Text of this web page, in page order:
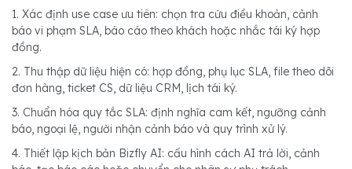
1. Xác định use case ưu tiên: chọn tra cứu điều khoản, cảnh
báo vi phạm SLA, báo cáo theo khách hoặc nhắc tái ký hợp
đồng.
2. Thu thập dữ liệu hiện có: hợp đồng, phụ lục SLA, file theo dõi
đơn hàng, ticket CS, dữ liệu CRM, lịch tái ký.
3. Chuẩn hóa quy tắc SLA: định nghĩa cam kết, ngưỡng cảnh
báo, ngoại lệ, người nhận cảnh báo và quy trình xử lý.
4. Thiết lập kịch bản Bizfly AI: cấu hình cách AI trả lời, cảnh